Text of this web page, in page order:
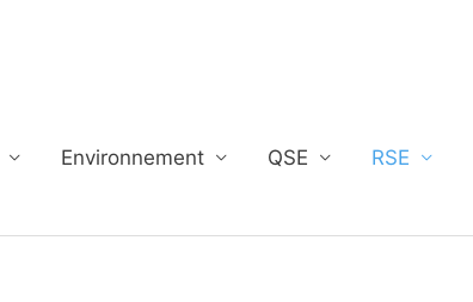
Environnement QSE RSE